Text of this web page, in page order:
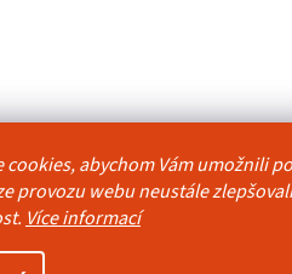
cookies, abychom Vám umožnili
provozu webu neustále
Více informací
Reklamační řád Ochrana